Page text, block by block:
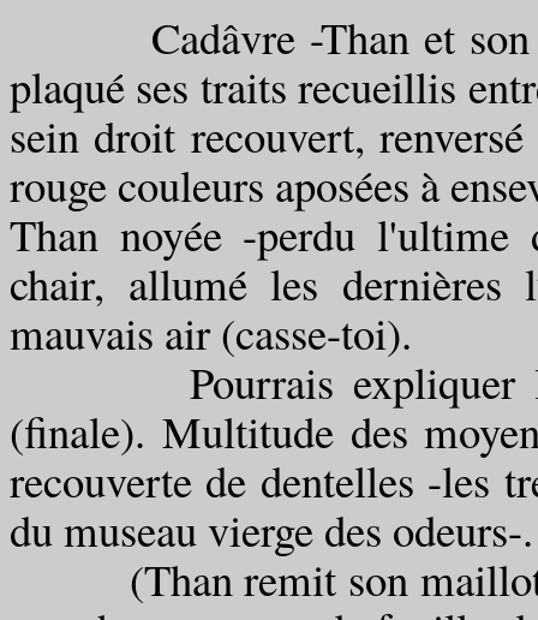
Cadâvre -Than et son
plaqué ses traits recueillis
sein droit recouvert,
rouge couleurs aposées à
Than noyée -perdu
chair, allumé les dernières
mauvais air (casse-toi).
Pourrais expliquer
(finale). Multitude des
recouverte de dentelles -les
du museau vierge des odeurs-.
(Than remit son maillot